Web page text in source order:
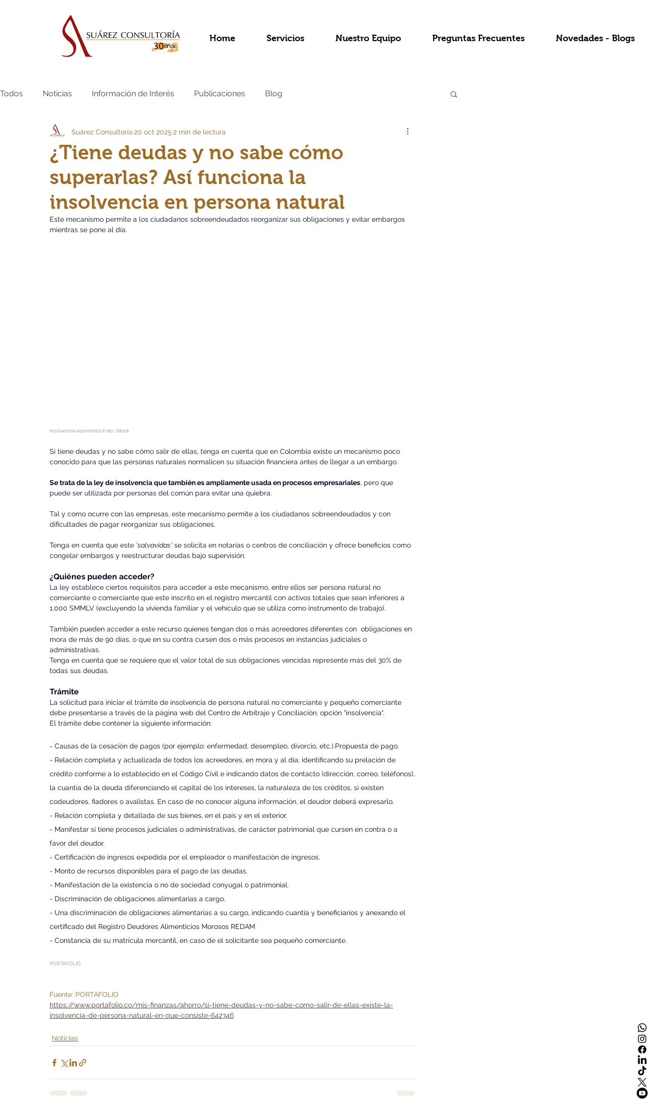
Home Servicios Nuestro Equipo Preguntas Frecuentes Novedades - Blogs
Todos Noticias Información de Interés Publicaciones Blog
¿Tiene deudas y no sabe cómo
superarlas? Así funciona la
insolvencia en persona natural
Suárez Consultoría 20 oct 2025 2 min de lectura
Este mecanismo permite a los ciudadanos sobreendeudados reorganizar sus obligaciones y evitar embargos
mientras se pone al día.
Insolvencia económica Foto: iStock
Si tiene deudas y no sabe cómo salir de ellas, tenga en cuenta que en Colombia existe un mecanismo poco
conocido para que las personas naturales normalicen su situación financiera antes de llegar a un embargo.
Se trata de la ley de insolvencia que también es ampliamente usada en procesos empresariales, pero que
puede ser utilizada por personas del común para evitar una quiebra.
Tal y como ocurre con las empresas, este mecanismo permite a los ciudadanos sobreendeudados y con
dificultades de pagar reorganizar sus obligaciones.
Tenga en cuenta que este 'salvavidas' se solicita en notarías o centros de conciliación y ofrece beneficios como
congelar embargos y reestructurar deudas bajo supervisión.
¿Quiénes pueden acceder?
La ley establece ciertos requisitos para acceder a este mecanismo, entre ellos ser persona natural no
comerciante o comerciante que este inscrito en el registro mercantil con activos totales que sean inferiores a
1.000 SMMLV (excluyendo la vivienda familiar y el vehículo que se utiliza como instrumento de trabajo).
También pueden acceder a este recurso quienes tengan dos o más acreedores diferentes con  obligaciones en
mora de más de 90 días, o que en su contra cursen dos o más procesos en instancias judiciales o
administrativas.
Tenga en cuenta que se requiere que el valor total de sus obligaciones vencidas represente más del 30% de
todas sus deudas.
Trámite
La solicitud para iniciar el trámite de insolvencia de persona natural no comerciante y pequeño comerciante
debe presentarse a través de la página web del Centro de Arbitraje y Conciliación, opción "insolvencia".
El trámite debe contener la siguiente información:
- Causas de la cesación de pagos (por ejemplo: enfermedad, desempleo, divorcio, etc.).Propuesta de pago.
- Relación completa y actualizada de todos los acreedores, en mora y al día, identificando su prelación de
crédito conforme a lo establecido en el Código Civil e indicando datos de contacto (dirección, correo, teléfonos),
la cuantía de la deuda diferenciando el capital de los intereses, la naturaleza de los créditos, si existen
codeudores, fiadores o avalistas. En caso de no conocer alguna información, el deudor deberá expresarlo.
- Relación completa y detallada de sus bienes, en el país y en el exterior.
- Manifestar si tiene procesos judiciales o administrativas, de carácter patrimonial que cursen en contra o a
favor del deudor.
- Certificación de ingresos expedida por el empleador o manifestación de ingresos.
- Monto de recursos disponibles para el pago de las deudas.
- Manifestación de la existencia o no de sociedad conyugal o patrimonial.
- Discriminación de obligaciones alimentarias a cargo.
- Una discriminación de obligaciones alimentarias a su cargo, indicando cuantía y beneficiarios y anexando el
certificado del Registro Deudores Alimenticios Morosos REDAM
- Constancia de su matrícula mercantil, en caso de el solicitante sea pequeño comerciante.
PORTAFOLIO
Fuente: PORTAFOLIO
https://www.portafolio.co/mis-finanzas/ahorro/si-tiene-deudas-y-no-sabe-como-salir-de-ellas-existe-la-
insolvencia-de-persona-natural-en-que-consiste-642346
Noticias